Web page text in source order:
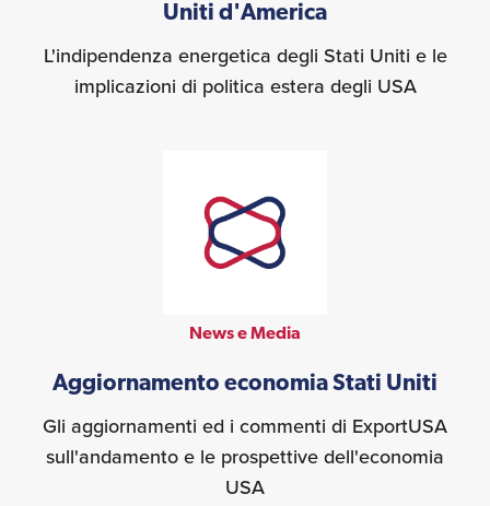
Uniti d'America
L'indipendenza energetica degli Stati Uniti e le
implicazioni di politica estera degli USA
News e Media
Aggiornamento economia Stati Uniti
Gli aggiornamenti ed i commenti di ExportUSA
sull'andamento e le prospettive dell'economia
USA